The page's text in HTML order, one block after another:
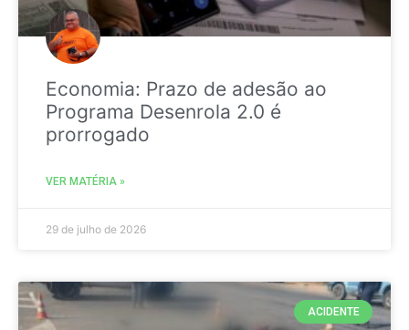
Economia: Prazo de adesão ao
Programa Desenrola 2.0 é
prorrogado
VER MATÉRIA »
29 de julho de 2026
ACIDENTE